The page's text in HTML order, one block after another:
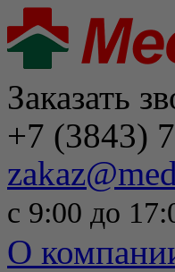
Заказать
+7 (3843)
с 9:00 до
О